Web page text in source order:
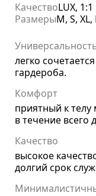
КачествоLUX,
РазмерыM, S, XL,
легко
гардероба.
Комфорт
приятный к
в течение всего
Качество
высокое
долгий срок